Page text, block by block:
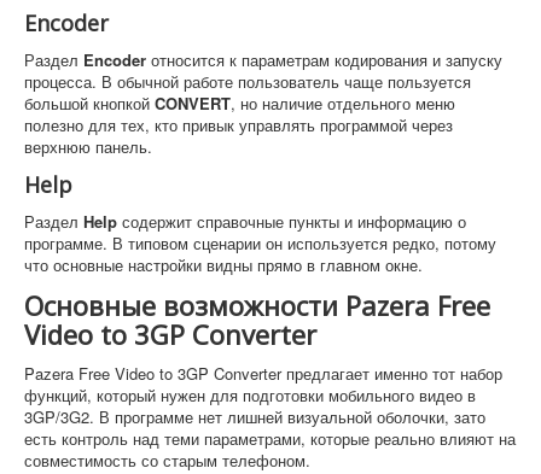
Encoder
Раздел Encoder относится к параметрам кодирования и запуску
процесса. В обычной работе пользователь чаще пользуется
большой кнопкой CONVERT, но наличие отдельного меню
полезно для тех, кто привык управлять программой через
верхнюю панель.
Help
Раздел Help содержит справочные пункты и информацию о
программе. В типовом сценарии он используется редко, потому
что основные настройки видны прямо в главном окне.
Основные возможности Pazera Free
Video to 3GP Converter
Pazera Free Video to 3GP Converter предлагает именно тот набор
функций, который нужен для подготовки мобильного видео в
3GP/3G2. В программе нет лишней визуальной оболочки, зато
есть контроль над теми параметрами, которые реально влияют на
совместимость со старым телефоном.